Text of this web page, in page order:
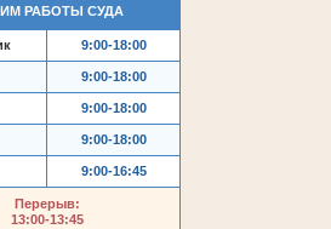
РАБОТЫ СУДА
9:00-18:00
9:00-18:00
9:00-18:00
9:00-18:00
9:00-16:45
Перерыв:
13:00-13:45